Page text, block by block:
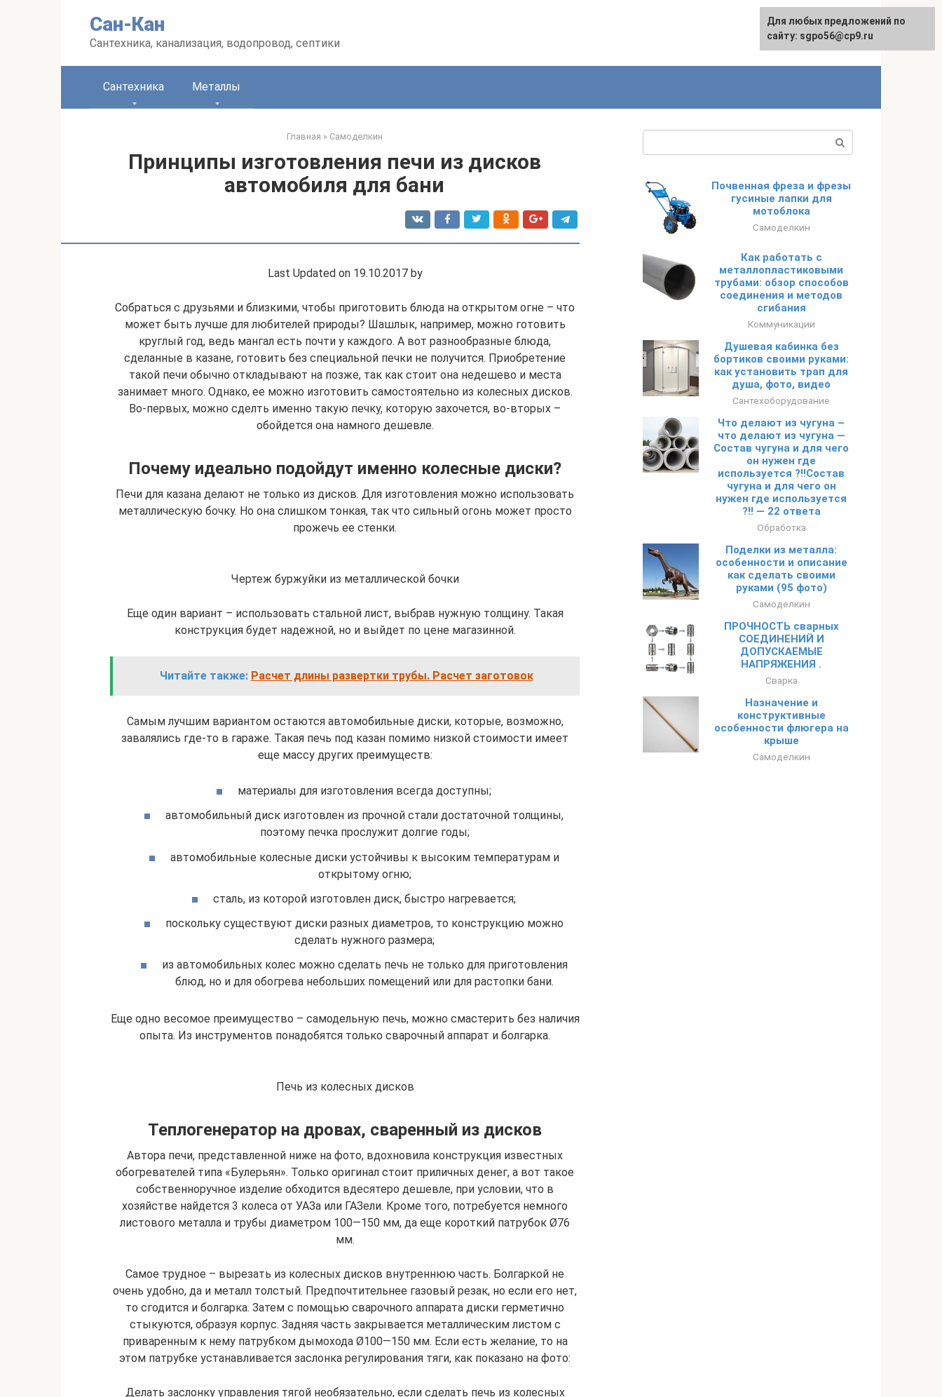
Сан-Кан
Сантехника, канализация, водопровод, септики
English
Сантехника Металлы
Главная » Самоделкин
Принципы изготовления печи из дисков
автомобиля для бани
Last Updated on 19.10.2017 by
Собраться с друзьями и близкими, чтобы приготовить блюда на открытом огне – что
может быть лучше для любителей природы? Шашлык, например, можно готовить
круглый год, ведь мангал есть почти у каждого. А вот разнообразные блюда,
сделанные в казане, готовить без специальной печки не получится. Приобретение
такой печи обычно откладывают на позже, так как стоит она недешево и места
занимает много. Однако, ее можно изготовить самостоятельно из колесных дисков.
Во-первых, можно сделть именно такую печку, которую захочется, во-вторых –
обойдется она намного дешевле.
Почему идеально подойдут именно колесные диски?
Печи для казана делают не только из дисков. Для изготовления можно использовать
металлическую бочку. Но она слишком тонкая, так что сильный огонь может просто
прожечь ее стенки.
Чертеж буржуйки из металлической бочки
Еще один вариант – использовать стальной лист, выбрав нужную толщину. Такая
конструкция будет надежной, но и выйдет по цене магазинной.
Читайте также: Расчет длины развертки трубы. Расчет заготовок
Самым лучшим вариантом остаются автомобильные диски, которые, возможно,
завалялись где-то в гараже. Такая печь под казан помимо низкой стоимости имеет
еще массу других преимуществ:
материалы для изготовления всегда доступны;
автомобильный диск изготовлен из прочной стали достаточной толщины,
поэтому печка прослужит долгие годы;
автомобильные колесные диски устойчивы к высоким температурам и
открытому огню;
сталь, из которой изготовлен диск, быстро нагревается;
поскольку существуют диски разных диаметров, то конструкцию можно
сделать нужного размера;
из автомобильных колес можно сделать печь не только для приготовления
блюд, но и для обогрева небольших помещений или для растопки бани.
Еще одно весомое преимущество – самодельную печь, можно смастерить без наличия
опыта. Из инструментов понадобятся только сварочный аппарат и болгарка.
Печь из колесных дисков
Теплогенератор на дровах, сваренный из дисков
Автора печи, представленной ниже на фото, вдохновила конструкция известных
обогревателей типа «Булерьян». Только оригинал стоит приличных денег, а вот такое
собственноручное изделие обходится вдесятеро дешевле, при условии, что в
хозяйстве найдется 3 колеса от УАЗа или ГАЗели. Кроме того, потребуется немного
листового металла и трубы диаметром 100—150 мм, да еще короткий патрубок Ø76
мм.
Самое трудное – вырезать из колесных дисков внутреннюю часть. Болгаркой не
очень удобно, да и металл толстый. Предпочтительнее газовый резак, но если его нет,
то сгодится и болгарка. Затем с помощью сварочного аппарата диски герметично
стыкуются, образуя корпус. Задняя часть закрывается металлическим листом с
приваренным к нему патрубком дымохода Ø100—150 мм. Если есть желание, то на
этом патрубке устанавливается заслонка регулирования тяги, как показано на фото:
Делать заслонку управления тягой необязательно, если сделать печь из колесных
Почвенная фреза и фрезы
гусиные лапки для
мотоблока
Самоделкин
Как работать с
металлопластиковыми
трубами: обзор способов
соединения и методов
сгибания
Коммуникации
Душевая кабинка без
бортиков своими руками:
как установить трап для
душа, фото, видео
Сантехоборудование
Что делают из чугуна –
что делают из чугуна —
Состав чугуна и для чего
он нужен где
используется ?!!Состав
чугуна и для чего он
нужен где используется
?!! — 22 ответа
Обработка
Поделки из металла:
особенности и описание
как сделать своими
руками (95 фото)
Самоделкин
ПРОЧНОСТЬ сварных
СОЕДИНЕНИЙ И
ДОПУСКАЕМЫЕ
НАПРЯЖЕНИЯ .
Сварка
Назначение и
конструктивные
особенности флюгера на
крыше
Самоделкин
Для любых предложений по
сайту: sgpo56@cp9.ru